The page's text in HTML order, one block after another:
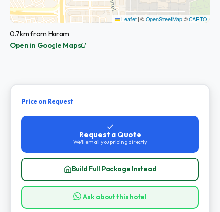
Leaflet |©OpenStreetMap©CARTO
0.7km from Haram
Open in Google Maps
Price on Request
Request a Quote
We'll email you pricing directly
Build Full Package Instead
Ask about this hotel